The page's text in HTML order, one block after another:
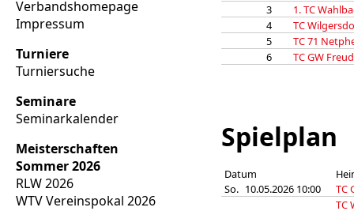
Verbandshomepage
Impressum
Turniere
Turniersuche
Seminare
Seminarkalender
Meisterschaften
Sommer 2026
RLW 2026
WTV Vereinspokal 2026
3
1. TC
4
TC
5
TC 71
6
TC GW
Spielplan
Datum
So. 10.05.2026 10:00
TC
TC